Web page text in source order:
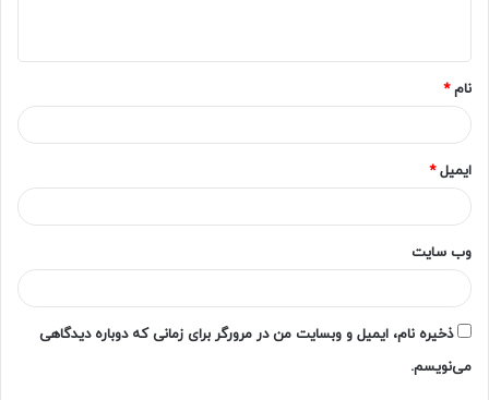
*
نام*
ایمیل*
وب‌ سایت
ذخیره نام، ایمیل و وبسایت من در مرورگر برای زمانی که دوباره دیدگاهی
می‌نویسم.